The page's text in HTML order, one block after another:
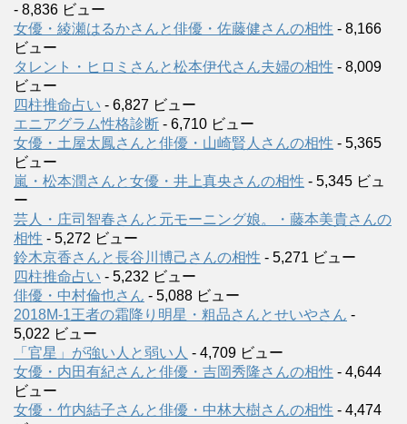
- 8,836 ビュー
女優・綾瀬はるかさんと俳優・佐藤健さんの相性 - 8,166
ビュー
タレント・ヒロミさんと松本伊代さん夫婦の相性 - 8,009
ビュー
四柱推命占い - 6,827 ビュー
エニアグラム性格診断 - 6,710 ビュー
女優・土屋太鳳さんと俳優・山崎賢人さんの相性 - 5,365
ビュー
嵐・松本潤さんと女優・井上真央さんの相性 - 5,345 ビュ
ー
芸人・庄司智春さんと元モーニング娘。・藤本美貴さんの
相性 - 5,272 ビュー
鈴木京香さんと長谷川博己さんの相性 - 5,271 ビュー
四柱推命占い - 5,232 ビュー
俳優・中村倫也さん - 5,088 ビュー
2018M-1王者の霜降り明星・粗品さんとせいやさん -
5,022 ビュー
「官星」が強い人と弱い人 - 4,709 ビュー
女優・内田有紀さんと俳優・吉岡秀隆さんの相性 - 4,644
ビュー
女優・竹内結子さんと俳優・中林大樹さんの相性 - 4,474